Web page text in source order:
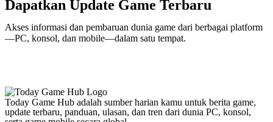
Dapatkan Update Game Terbaru
Akses informasi dan pembaruan dunia game dari berbagai platform
—PC, konsol, dan mobile—dalam satu tempat.
Today Game Hub adalah sumber harian kamu untuk berita game,
update terbaru, panduan, ulasan, dan tren dari dunia PC, konsol,